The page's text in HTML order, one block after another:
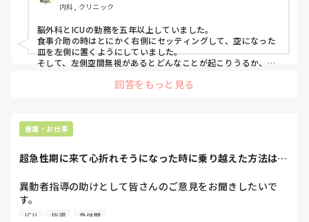
内科, クリニック
脳外科とICUの勤務を五年以上していました。
食事介助の時はとにかく右側にセッティングして、空になった
皿を左側に置くようにしていました。
そして、左側空間無視があるとどんなことが起こりうるか、本
く右側から話をするとか、左側に物があると転倒しやすいと
伝えます。看護助手や他チーム看護師達に配慮を求めます。
回答をもっと見る
看護・お仕事
超急性期に来て心折れそうになった時に乗り越えた方法は何
異動者指導の助けとして皆さんのご意見をお聞きしたいで
す。
一般病棟からICU（または超急性期）に異動、あるいは転職
ICU 指導 急性期